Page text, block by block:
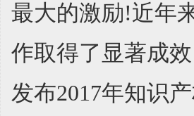
最大的激励!近年
作取得了显著成
发布2017年知识